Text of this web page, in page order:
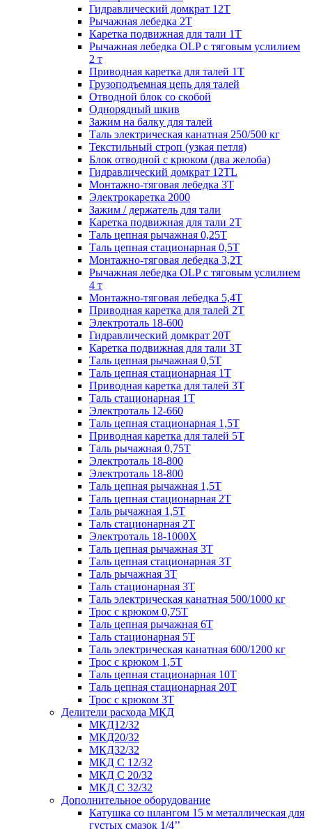
Гидравлический домкрат 12Т
Рычажная лебедка 2Т
Каретка подвижная для тали 1Т
Рычажная лебедка OLP с тяговым услилием
2 т
Приводная каретка для талей 1Т
Грузоподъемная цепь для талей
Отводной блок со скобой
Однорядный шкив
Зажим на балку для талей
Таль электрическая канатная 250/500 кг
Текстильный строп (узкая петля)
Блок отводной с крюком (два желоба)
Гидравлический домкрат 12TL
Монтажно-тяговая лебедка 3Т
Электрокаретка 2000
Зажим / держатель для тали
Каретка подвижная для тали 2Т
Таль цепная рычажная 0,25Т
Таль цепная стационарная 0,5Т
Монтажно-тяговая лебедка 3,2Т
Рычажная лебедка OLP с тяговым услилием
4 т
Монтажно-тяговая лебедка 5,4Т
Приводная каретка для талей 2Т
Электроталь 18-600
Гидравлический домкрат 20T
Каретка подвижная для тали 3Т
Таль цепная рычажная 0,5Т
Таль цепная стационарная 1Т
Приводная каретка для талей 3Т
Таль стационарная 1Т
Электроталь 12-660
Таль цепная стационарная 1,5Т
Приводная каретка для талей 5Т
Таль рычажная 0,75Т
Электроталь 18-800
Электроталь 18-800
Таль цепная рычажная 1,5Т
Таль цепная стационарная 2Т
Таль рычажная 1,5Т
Таль стационарная 2Т
Электроталь 18-1000X
Таль цепная рычажная 3Т
Таль цепная стационарная 3Т
Таль рычажная 3Т
Таль стационарная 3Т
Таль электрическая канатная 500/1000 кг
Трос с крюком 0,75Т
Таль цепная рычажная 6Т
Таль стационарная 5Т
Таль электрическая канатная 600/1200 кг
Трос с крюком 1,5Т
Таль цепная стационарная 10Т
Таль цепная стационарная 20Т
Трос с крюком 3Т
Делители расхода МКД
МКД12/32
МКД20/32
МКД32/32
МКД С 12/32
МКД С 20/32
МКД С 32/32
Дополнительное оборудование
Катушка со шлангом 15 м металлическая для
густых смазок 1/4’’